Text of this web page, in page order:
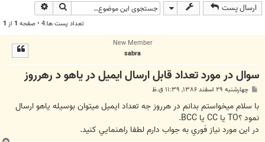
ارسال پست جستجو
تعداد پست ها:4 • صفحه 1 از 1
New Member
sabra
سوال در مورد تعداد قابل ارسال ايميل در ياهو د رهرروز
س
ت
چهارشنبه ۲۹ اسفند ۱۳۸۶, ۱۱:۳۹ ق.ظ
با سلام ميخواستم بدانم در هرروز جه تعداد ايميل ميتوان بوسيله ياهو ارسال
نمود ؟TO يا CC يا BCC.
در اين مورد نياز فوري به جواب دارم لطفا راهنمايي كنيد.